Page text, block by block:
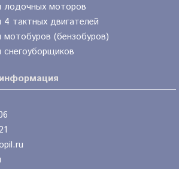
лодочных моторов
тактных двигателей
(бензобуров)